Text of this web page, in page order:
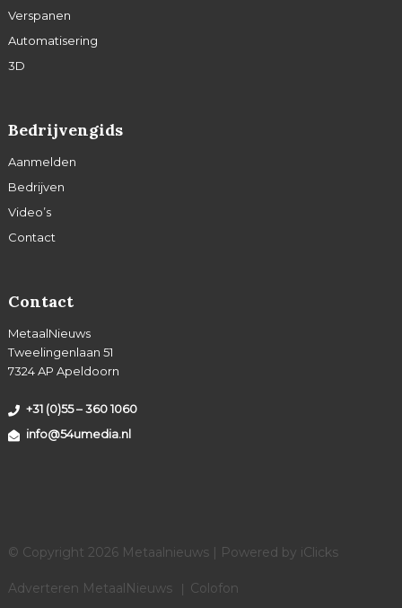
Verspanen
Automatisering
3D
Bedrijvengids
Aanmelden
Bedrijven
Video’s
Contact
Contact
MetaalNieuws
Tweelingenlaan 51
7324 AP Apeldoorn
+31 (0)55 – 360 1060
info@54umedia.nl
© Copyright 2026 Metaalnieuws | Powered by iClicks
Adverteren MetaalNieuws Colofon